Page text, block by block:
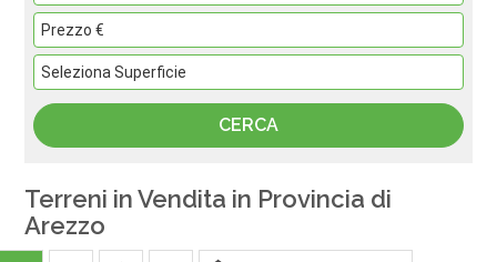
Terreni in Vendita in Provincia di
Arezzo